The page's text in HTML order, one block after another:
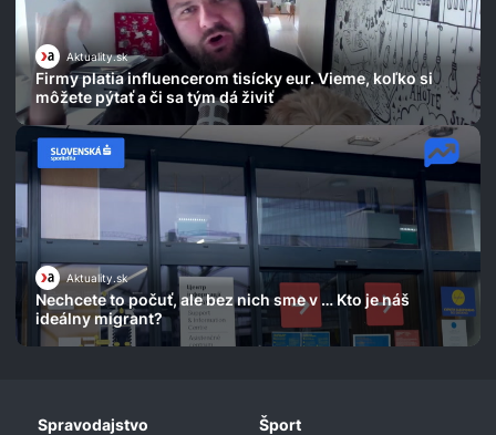
Aktuality.sk
Firmy platia influencerom tisícky eur. Vieme, koľko si
môžete pýtať a či sa tým dá živiť
Aktuality.sk
Nechcete to počuť, ale bez nich sme v … Kto je náš
ideálny migrant?
Spravodajstvo Šport